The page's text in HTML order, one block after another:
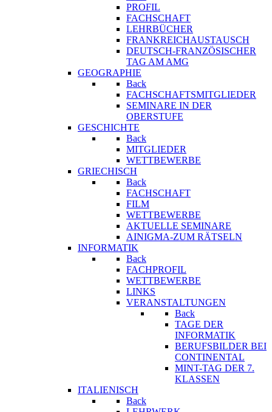
PROFIL
FACHSCHAFT
LEHRBÜCHER
FRANKREICHAUSTAUSCH
DEUTSCH-FRANZÖSISCHER
TAG AM AMG
GEOGRAPHIE
Back
FACHSCHAFTSMITGLIEDER
SEMINARE IN DER
OBERSTUFE
GESCHICHTE
Back
MITGLIEDER
WETTBEWERBE
GRIECHISCH
Back
FACHSCHAFT
FILM
WETTBEWERBE
AKTUELLE SEMINARE
AINIGMA-ZUM RÄTSELN
INFORMATIK
Back
FACHPROFIL
WETTBEWERBE
LINKS
VERANSTALTUNGEN
Back
TAGE DER
INFORMATIK
BERUFSBILDER BEI
CONTINENTAL
MINT-TAG DER 7.
KLASSEN
ITALIENISCH
Back